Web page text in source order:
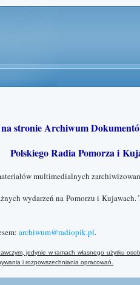
stronie Archiwum
Polskiego Radia Pomorza i
multimedialnych
wydarzeń na Pomorzu i
archiwum@radiopik.pl.
jedynie w ramach własnego użytku
i rozpowszechniania opracowań.